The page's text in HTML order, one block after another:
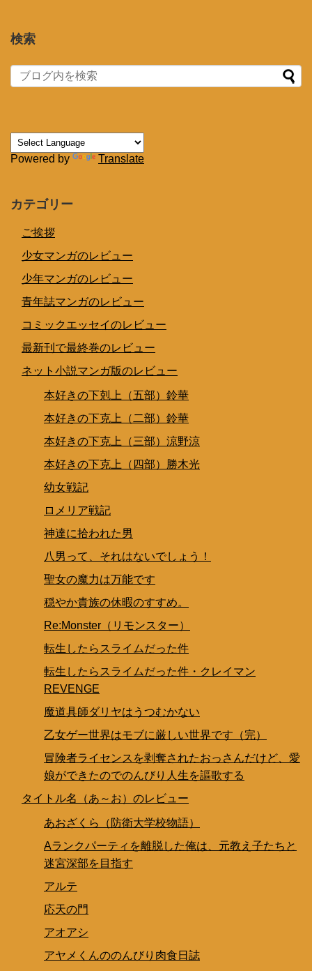
検索
Powered by Translate
カテゴリー
ご挨拶
少女マンガのレビュー
少年マンガのレビュー
青年誌マンガのレビュー
コミックエッセイのレビュー
最新刊で最終巻のレビュー
ネット小説マンガ版のレビュー
本好きの下剋上（五部）鈴華
本好きの下克上（二部）鈴華
本好きの下克上（三部）涼野涼
本好きの下克上（四部）勝木光
幼女戦記
ロメリア戦記
神達に拾われた男
八男って、それはないでしょう！
聖女の魔力は万能です
穏やか貴族の休暇のすすめ。
Re:Monster（リモンスター）
転生したらスライムだった件
転生したらスライムだった件・クレイマン
REVENGE
魔道具師ダリヤはうつむかない
乙女ゲー世界はモブに厳しい世界です（完）
冒険者ライセンスを剥奪されたおっさんだけど、愛
娘ができたのでのんびり人生を謳歌する
タイトル名（あ～お）のレビュー
あおざくら（防衛大学校物語）
Aランクパーティを離脱した俺は、元教え子たちと
迷宮深部を目指す
アルテ
応天の門
アオアシ
アヤメくんののんびり肉食日誌